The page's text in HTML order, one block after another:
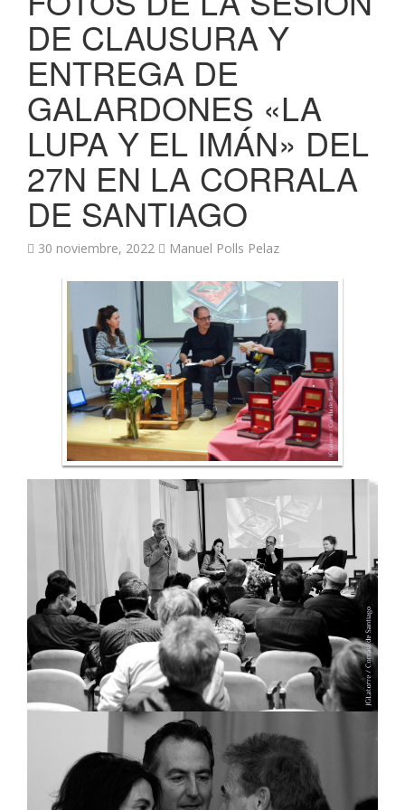
DE CLAUSURA Y
ENTREGA DE
GALARDONES «LA
LUPA Y EL IMÁN» DEL
27N EN LA CORRALA
DE SANTIAGO
30 noviembre, 2022 Manuel Polls Pelaz